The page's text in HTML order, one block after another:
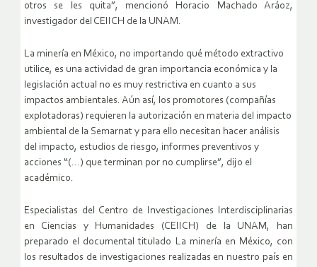
otros se les quita”, mencionó Horacio Machado Aráoz,
investigador del CEIICH de la UNAM.
La minería en México, no importando qué método extractivo
utilice, es una actividad de gran importancia económica y la
legislación actual no es muy restrictiva en cuanto a sus
impactos ambientales. Aún así, los promotores (compañías
explotadoras) requieren la autorización en materia del impacto
ambiental de la Semarnat y para ello necesitan hacer análisis
del impacto, estudios de riesgo, informes preventivos y
acciones “(…) que terminan por no cumplirse”, dijo el
académico.
Especialistas del Centro de Investigaciones Interdisciplinarias
en Ciencias y Humanidades (CEIICH) de la UNAM, han
preparado el documental titulado La minería en México, con
los resultados de investigaciones realizadas en nuestro país en